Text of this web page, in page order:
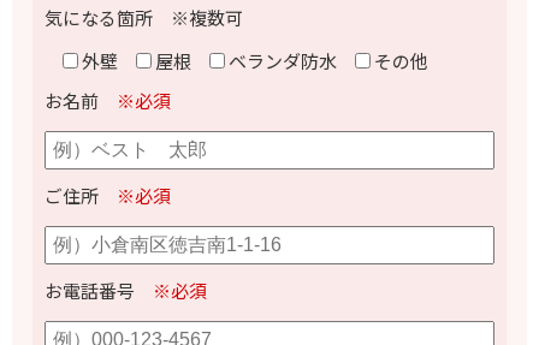
気になる箇所 ※複数可
外壁
屋根 ベランダ防水
その他
お名前 ※必須
ご住所 ※必須
お電話番号 ※必須